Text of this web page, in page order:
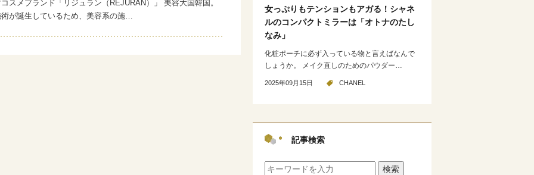
スメブランド「リジュラン（REJURAN）」 美容大国韓国。
が誕生しているため、美容系の施…
女っぷりもテンションもアガる！シャネ
ルのコンパクトミラーは「オトナのたし
なみ」
化粧ポーチに必ず入っている物と言えばなんで
しょうか。 メイク直しのためのパウダー…
2025年09月15日 CHANEL
記事検索
検索